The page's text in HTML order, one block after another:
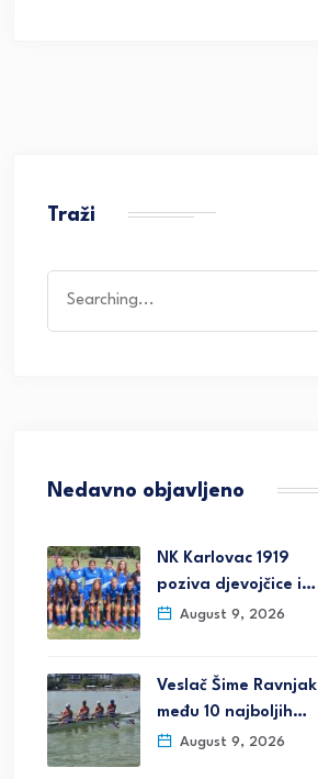
Traži
for:
Nedavno objavljeno
NK Karlovac 1919
poziva djevojčice i…
August 9, 2026
Veslač Šime Ravnjak
među 10 najboljih…
August 9, 2026